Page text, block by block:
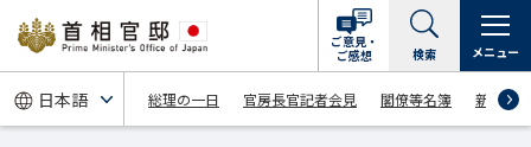
総理の一日 官房長官記者会見 閣僚等名簿 新着情報
ご意見・
ご感想
検索 メニュー